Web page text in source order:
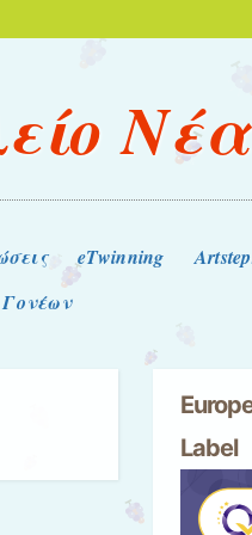
eTwinning
Label